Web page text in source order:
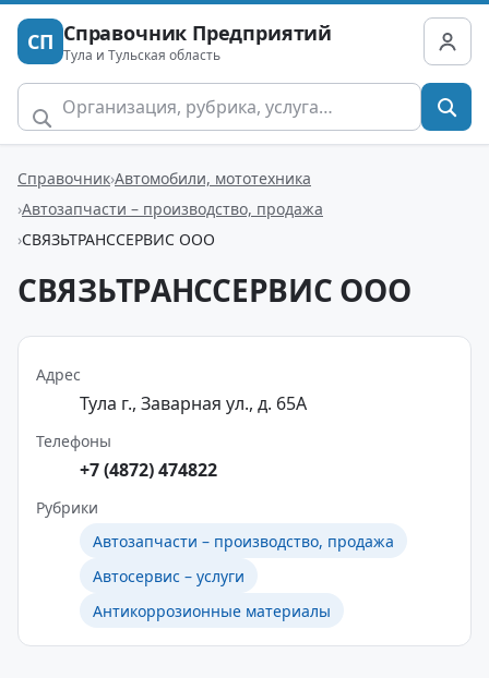
СП Справочник Предприятий
Тула и Тульская область
Справочник Автомобили, мототехника
Автозапчасти – производство, продажа
СВЯЗЬТРАНССЕРВИС ООО
СВЯЗЬТРАНССЕРВИС ООО
Адрес
Тула г., Заварная ул., д. 65А
Телефоны
+7 (4872) 474822
Рубрики
Автозапчасти – производство, продажа
Автосервис – услуги
Антикоррозионные материалы